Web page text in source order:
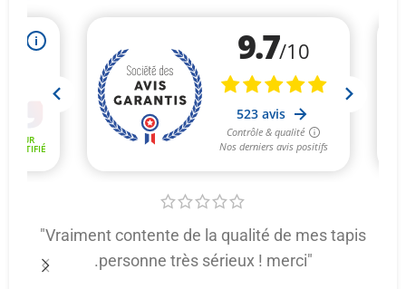
"Vraiment contente de la qualité de mes tapis
.personne très sérieux ! merci"